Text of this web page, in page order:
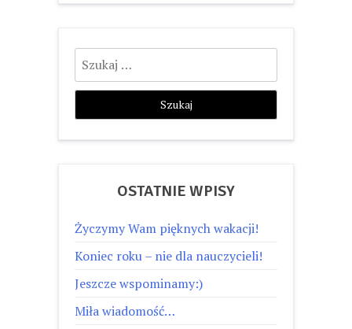
Szukaj:
OSTATNIE WPISY
Życzymy Wam pięknych wakacji!
Koniec roku – nie dla nauczycieli!
Jeszcze wspominamy:)
Miła wiadomość…